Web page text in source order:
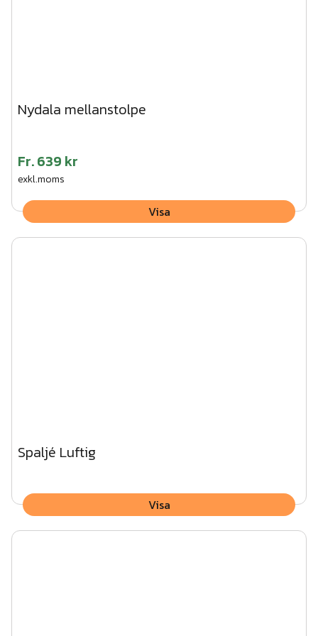
Nydala mellanstolpe
Fr.639 kr
exkl.moms
Visa
Spaljé Luftig
Visa